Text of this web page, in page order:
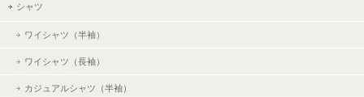
シャツ
ワイシャツ（半袖）
ワイシャツ（長袖）
カジュアルシャツ（半袖）